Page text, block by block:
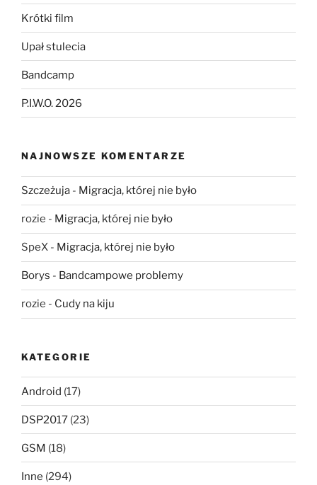
Krótki film
Upał stulecia
Bandcamp
P.I.W.O. 2026
NAJNOWSZE KOMENTARZE
Szczeżuja - Migracja, której nie było
rozie - Migracja, której nie było
SpeX - Migracja, której nie było
Borys - Bandcampowe problemy
rozie - Cudy na kiju
KATEGORIE
Android (17)
DSP2017 (23)
GSM (18)
Inne (294)